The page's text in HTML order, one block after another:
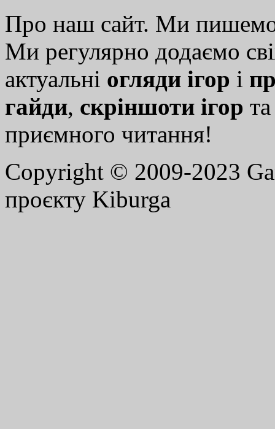
Про наш сайт. Ми
Ми регулярно додаємо
актуальні огляди ігор і
гайди, скріншоти ігор
приємного читання!
Copyright © 2009-2023
проєкту Kiburga